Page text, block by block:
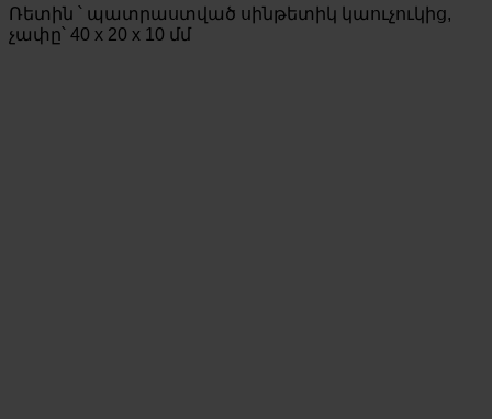
Ռետին ՝ պատրաստված սինթետիկ կաուչուկից,
չափը՝ 40 x 20 x 10 մմ